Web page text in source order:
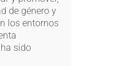
de género y
los entornos
sido